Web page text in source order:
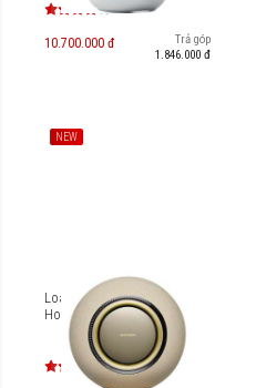
10.700.000 đ
Trả góp
1.846.000 đ
NEW
Loa không dây Marantz
Horizon